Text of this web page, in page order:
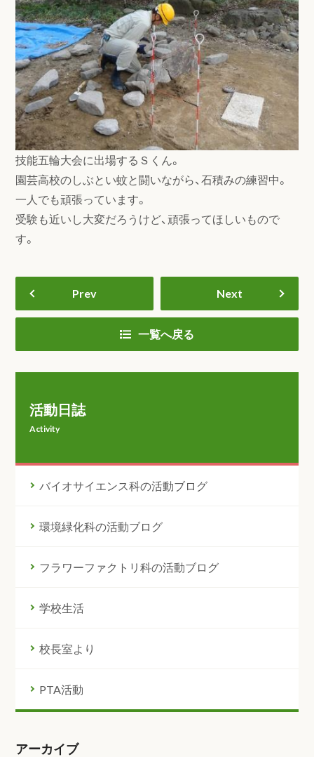
技能五輪大会に出場するＳくん。
園芸高校のしぶとい蚊と闘いながら、石積みの練習中。
一人でも頑張っています。
受験も近いし大変だろうけど、頑張ってほしいもので
す。
Prev Next
一覧へ戻る
活動日誌
Activity
バイオサイエンス科の活動ブログ
環境緑化科の活動ブログ
フラワーファクトリ科の活動ブログ
学校生活
校長室より
PTA活動
アーカイブ